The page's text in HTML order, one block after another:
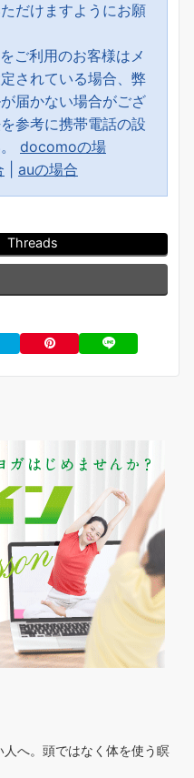
だけますようにお願
ご利用のお客様はメ
されている場合、弊
届かない場合がござ
参考に携帯電話の設
docomoの場
auの場合
Threads
へ。頭ではなく体を使う瞑